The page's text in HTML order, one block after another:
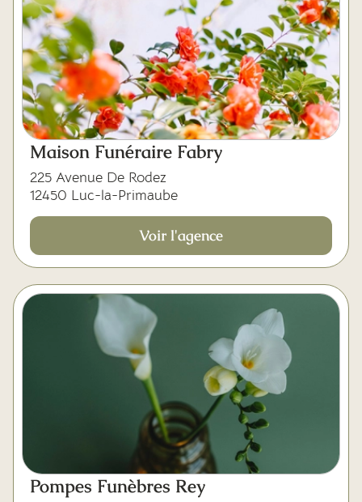
Maison Funéraire Fabry
225 Avenue De Rodez
12450 Luc-la-Primaube
Voir l'agence
Pompes Funèbres Rey